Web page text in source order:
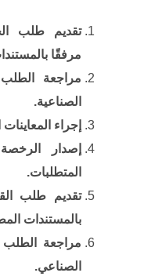
​تقديم طلب
مرفقًا
​مراجعة الطلب
الصناعية.
​إجراء المعاينات
​إصدار
المتطلبات.
​تقديم طلب
بالمستندات
​مراجعة
الصناعي.